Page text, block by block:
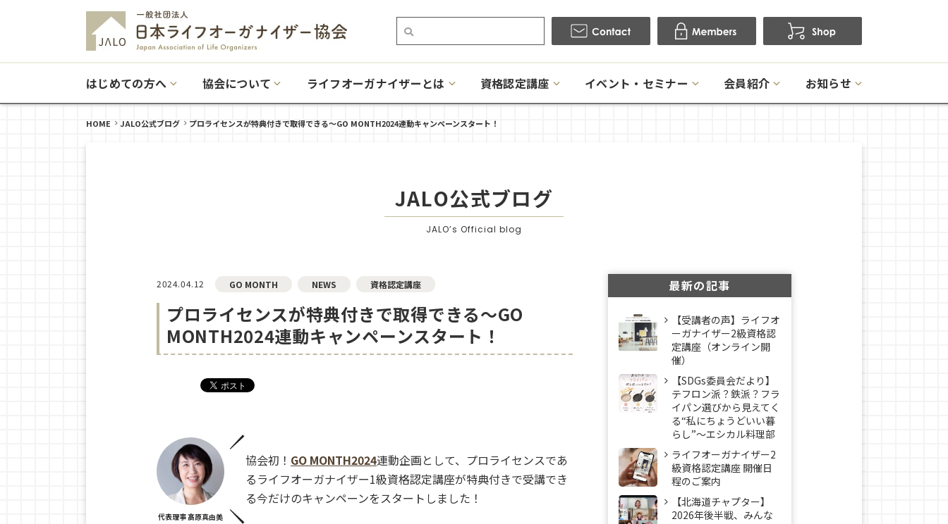
はじめての方へ 協会について ライフオーガナイザーとは 資格認定講座 イベント・セミナー 会員紹介 お知らせ
HOME JALO公式ブログ プロライセンスが特典付きで取得できる〜GO MONTH2024連動キャンペーンスタート！
JALO公式ブログ
JALO’s Official blog
2024.04.12 GO MONTH NEWS 資格認定講座
プロライセンスが特典付きで取得できる〜GO
MONTH2024連動キャンペーンスタート！
代表理事 髙原真由美
協会初！ GO MONTH2024連動企画として、プロライセンスであ
るライフオーガナイザー1級資格認定講座が特典付きで受講でき
る今だけのキャンペーンをスタートしました！
最新の記事
【受講者の声】ライフオ
ーガナイザー2級資格認
定講座（オンライン開
催）
【SDGs委員会だより】
テフロン派？鉄派？フラ
イパン選びから見えてく
る“私にちょうどいい暮
らし”～エシカル料理部
ライフオーガナイザー2
級資格認定講座 開催日
程のご案内
【北海道チャプター】
2026年後半戦、みんな